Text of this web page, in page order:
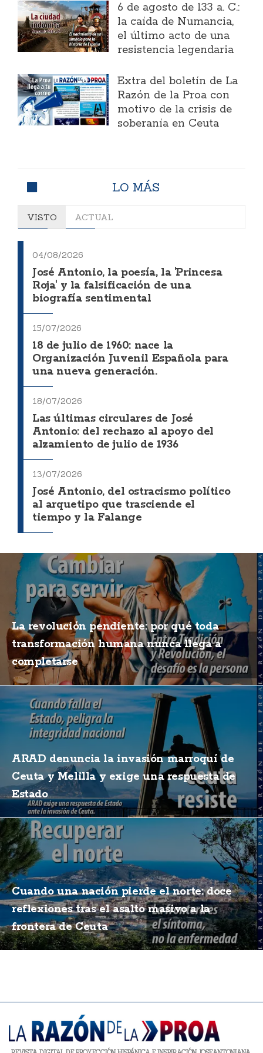
6 de agosto de 133 a. C.:
la caída de Numancia,
el último acto de una
resistencia legendaria
Extra del boletín de La
Razón de la Proa con
motivo de la crisis de
soberanía en Ceuta
LO MÁS
VISTO ACTUAL
04/08/2026
José Antonio, la poesía, la 'Princesa
Roja' y la falsificación de una
biografía sentimental
15/07/2026
18 de julio de 1960: nace la
Organización Juvenil Española para
una nueva generación.
18/07/2026
Las últimas circulares de José
Antonio: del rechazo al apoyo del
alzamiento de julio de 1936
13/07/2026
José Antonio, del ostracismo político
al arquetipo que trasciende el
tiempo y la Falange
La revolución pendiente: por qué toda
transformación humana nunca llega a
completarse
ARAD denuncia la invasión marroquí de
Ceuta y Melilla y exige una respuesta de
Estado
Cuando una nación pierde el norte: doce
reflexiones tras el asalto masivo a la
frontera de Ceuta